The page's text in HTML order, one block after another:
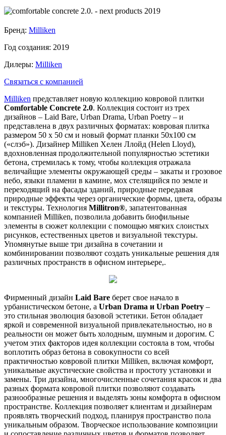
Бренд: Milliken
Год создания: 2019
Дилеры: Milliken
Связаться с компанией
Milliken представляет новую коллекцию ковровой плитки
Comfortable Concrete 2.0. Коллекция состоит из трех
дизайнов – Laid Bare, Urban Drama, Urban Poetry – и
представлена в двух различных форматах: ковровая плитка
размером 50 х 50 см и новый формат планки 50х100 см
(«слэб»). Дизайнер Milliken Хелен Ллойд (Helen Lloyd),
вдохновленная продолжительной популярностью эстетики
бетона, стремилась к тому, чтобы коллекция отражала
величайщие элементы окружающей среды – закаты и грозовое
небо, языки пламени в камине, мох стелящийся по земле и
переходящий на фасады зданий, природные передавая
природные эффекты через органические формы, цвета, образы
и текстуры. Технология Millitron®, запатентованная
компанией Milliken, позволила добавить биофильные
элементы в сюжет коллекции с помощью мягких слоистых
рисунков, естественных цветов и визуальной текстуры.
Упомянутые выше три дизайна в сочетании и
комбинировании позволяют создать уникальные решения для
различных пространств в офисном интерьере,.
Фирменный дизайн Laid Bare берет свое начало в
урбанистическом бетоне, а Urban Drama и Urban Poetry –
это стильная эволюция базовой эстетики. Бетон обладает
яркой и современной визуальной привлекательностью, но в
реальности он может быть холодным, шумным и дорогим. С
учетом этих факторов идея коллекции состояла в том, чтобы
воплотить образ бетона в совокупности со всей
практичностью ковровой плитки Milliken, включая комфорт,
уникальные акустические свойства и простоту установки и
замены. Три дизайна, многочисленные сочетания красок и два
разных формата ковровой плитки позволяют создавать
разнообразные решения и выделять зоны комфорта в офисном
пространстве. Коллекция позволяет клиентам и дизайнерам
проявлять творческий подход, планируя пространство пола
уникальным образом. Творческое использование композиции